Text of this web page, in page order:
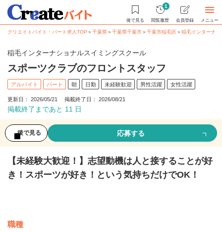
後で見る
1
閲覧履歴 会員登録 メニュー
クリエイトバイト・パート求人TOP ＞千葉県＞千葉県千葉市＞千葉市稲毛区＞稲毛インターナ
稲毛インターナショナルスイミングスクール
スポーツクラブのフロントスタッフ
アルバイト パート 朝 日勤 未経験歓迎 男性活躍 女性活躍
更新日： 2026/05/21 掲載終了日： 2026/08/21
掲載終了まであと 11 日
後で見る 応募する
【未経験大歓迎！】志望動機は人と接することが好
き！スポーツが好き！という気持ちだけでOK！
職種